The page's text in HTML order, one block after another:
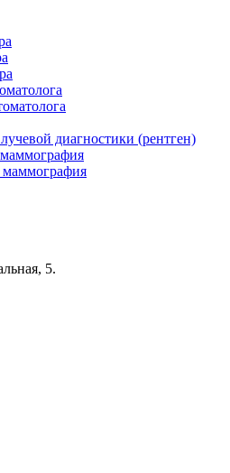
диагностики (рентген)
5.